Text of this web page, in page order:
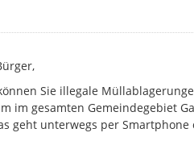
Sie illegale
im gesamten Gemeindegebiet
geht unterwegs per Smartphone